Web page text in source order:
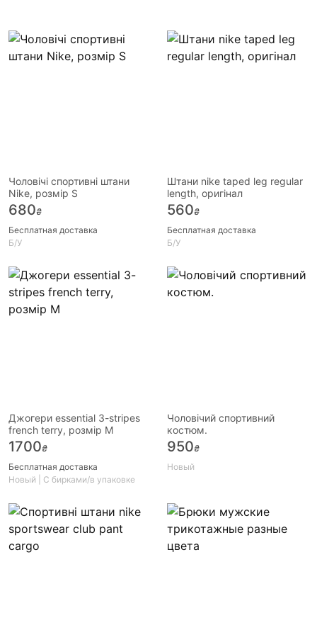
Чоловічі спортивні штани
Nike, розмір S
680₴
Бесплатная доставка
Б/У
Штани nike taped leg regular
length, оригінал
560₴
Бесплатная доставка
Б/У
Джогери essential 3-stripes
french terry, розмір М
1700₴
Бесплатная доставка
Новый | С бирками/в упаковке
Чоловічий спортивний
костюм.
950₴
Новый